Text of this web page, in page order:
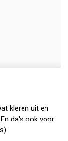
kleren uit en
da's ook voor